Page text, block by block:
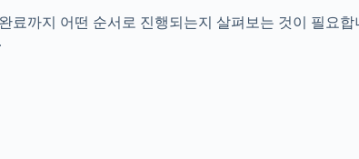
까지 어떤 순서로 진행되는지 살펴보는 것이 필요합